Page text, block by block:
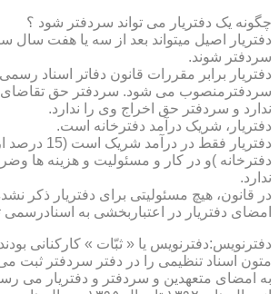
چگونه یک دفتریار می تواند سردفتر شود ؟
دفتریار اصیل میتواند بعد از سه یا هفت سال
سردفتر شوند.
دفتریار برابر مقررات قانون دفاتر اسناد رسمی
سردفترمنصوب می شود. سردفتر حق تقاضای
ندارد و سردفتر حق اخراج وی را ندارد.
دفتریار، شریک درآمد دفترخانه است.
دفتریار فقط در
دفترخانه )و در کار و مسئولیت و هزینه ها
ندارد.
در قانون، هیچ مسئولیتی برای دفتریار ذکر
امضای دفتریار در اعتباربخشی به اسنادرسمی
دفترنویس:دفترنویس یا « ثبّات » کارکنانی
متون اسناد تنظیمی را در دفتر سردفتر ثبت می
به امضای متعهدین و سردفتر و دفتریار می